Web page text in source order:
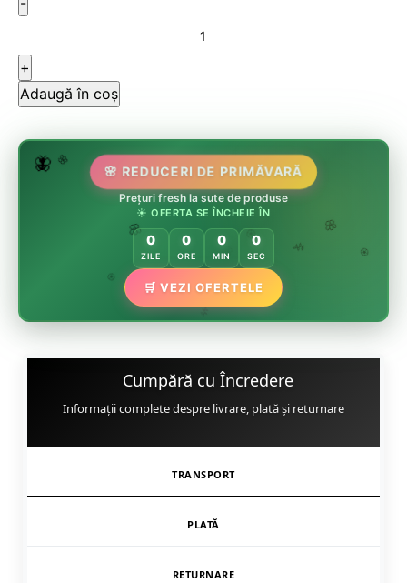
Adaugă în coș
🌸
🌿
🌸
🏵️
🌷
🦋 🌸 REDUCERI DE PRIMĂVARĂ
Prețuri fresh la sute de produse
☀️ OFERTA SE ÎNCHEIE ÎN
0
ZILE
0
ORE
0
MIN
0
SEC
🛒 VEZI OFERTELE
Cumpără cu Încredere
Informații complete despre livrare, plată și returnare
TRANSPORT
PLATĂ
RETURNARE